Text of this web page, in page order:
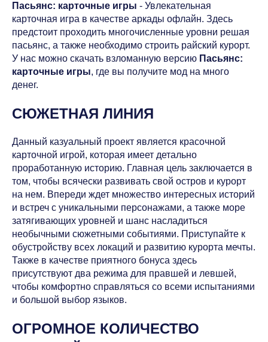
Пасьянс: карточные игры - Увлекательная
карточная игра в качестве аркады офлайн. Здесь
предстоит проходить многочисленные уровни решая
пасьянс, а также необходимо строить райский курорт.
У нас можно скачать взломанную версию Пасьянс:
карточные игры, где вы получите мод на много
денег.
СЮЖЕТНАЯ ЛИНИЯ
Данный казуальный проект является красочной
карточной игрой, которая имеет детально
проработанную историю. Главная цель заключается в
том, чтобы всячески развивать свой остров и курорт
на нем. Впереди ждет множество интересных историй
и встреч с уникальными персонажами, а также море
затягивающих уровней и шанс насладиться
необычными сюжетными событиями. Приступайте к
обустройству всех локаций и развитию курорта мечты.
Также в качестве приятного бонуса здесь
присутствуют два режима для правшей и левшей,
чтобы комфортно справляться со всеми испытаниями
и большой выбор языков.
ОГРОМНОЕ КОЛИЧЕСТВО